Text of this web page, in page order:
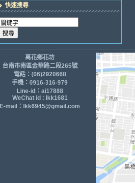
快速搜尋
萬花鄉花坊
台南市南區金華路二段265號
電話：(06)2920668
手機：0916-316-979
Line-id：ai17888
WeChat id : lkk1681
E-mail：lkk6945@gmail.com